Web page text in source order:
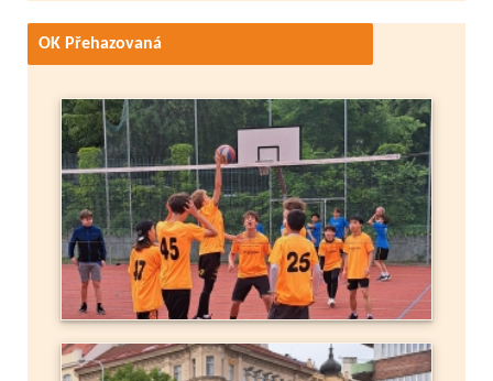
OK Přehazovaná